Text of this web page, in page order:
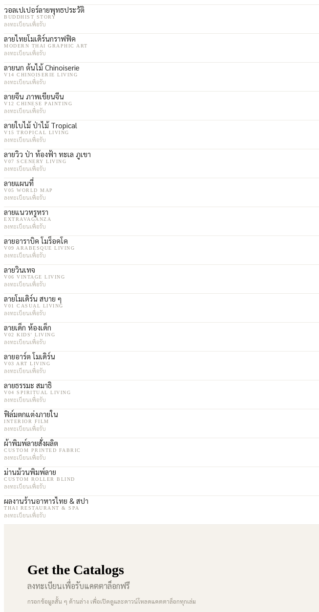
วอลเปเปอร์ลายพุทธประวัติ
BUDDHIST STORY
ลงทะเบียนเพื่อรับ
ลายไทยโมเดิร์นกราฟฟิค
MODERN THAI GRAPHIC ART
ลงทะเบียนเพื่อรับ
ลายนก ต้นไม้ Chinoiserie
V14 CHINOISERIE LIVING
ลงทะเบียนเพื่อรับ
ลายจีน ภาพเขียนจีน
V12 CHINESE PAINTING
ลงทะเบียนเพื่อรับ
ลายใบไม้ ป่าไม้ Tropical
V15 TROPICAL LIVING
ลงทะเบียนเพื่อรับ
ลายวิว ป่า ท้องฟ้า ทะเล ภูเขา
V07 SCENERY LIVING
ลงทะเบียนเพื่อรับ
ลายแผนที่
V05 WORLD MAP
ลงทะเบียนเพื่อรับ
ลายแนวหรูหรา
EXTRAVAGANZA
ลงทะเบียนเพื่อรับ
ลายอาราบิค โมร็อคโค
V09 ARABESQUE LIVING
ลงทะเบียนเพื่อรับ
ลายวินเทจ
V06 VINTAGE LIVING
ลงทะเบียนเพื่อรับ
ลายโมเดิร์น สบาย ๆ
V01 CASUAL LIVING
ลงทะเบียนเพื่อรับ
ลายเด็ก ห้องเด็ก
V02 KIDS' LIVING
ลงทะเบียนเพื่อรับ
ลายอาร์ต โมเดิร์น
V03 ART LIVING
ลงทะเบียนเพื่อรับ
ลายธรรมะ สมาธิ
V04 SPIRITUAL LIVING
ลงทะเบียนเพื่อรับ
ฟิล์มตกแต่งภายใน
INTERIOR FILM
ลงทะเบียนเพื่อรับ
ผ้าพิมพ์ลายสั่งผลิต
CUSTOM PRINTED FABRIC
ลงทะเบียนเพื่อรับ
ม่านม้วนพิมพ์ลาย
CUSTOM ROLLER BLIND
ลงทะเบียนเพื่อรับ
ผลงานร้านอาหารไทย & สปา
THAI RESTAURANT & SPA
ลงทะเบียนเพื่อรับ
Get the Catalogs
ลงทะเบียนเพื่อรับแคตตาล็อกฟรี
กรอกข้อมูลสั้น ๆ ด้านล่าง เพื่อเปิดดูและดาวน์โหลดแคตตาล็อกทุกเล่ม